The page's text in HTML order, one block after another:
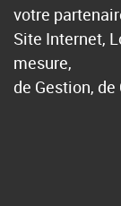
votre
Site Internet,
mesure,
de Gestion, de